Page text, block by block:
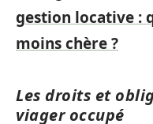
gestion locative :
moins chère ?
Les droits et
viager occupé